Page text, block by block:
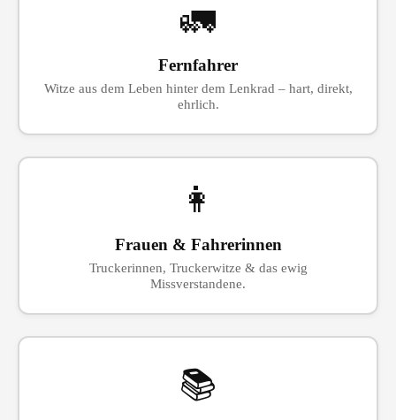
🚛
Fernfahrer
Witze aus dem Leben hinter dem Lenkrad – hart, direkt,
ehrlich.
👩
Frauen & Fahrerinnen
Truckerinnen, Truckerwitze & das ewig
Missverstandene.
📚